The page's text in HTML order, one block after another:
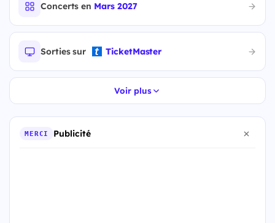
Concerts en Mars 2027
Sorties sur TicketMaster
Voir plus
MERCI Publicité